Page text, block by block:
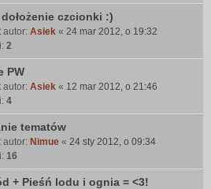
czcionki :)
autor: Asiek « 24 mar 2012, o 19:32
2
PW
autor: Asiek « 12 mar 2012, o 21:46
4
tematów
autor: Nimue « 24 sty 2012, o 09:34
16
+ Pieśń lodu i ognia = <3!